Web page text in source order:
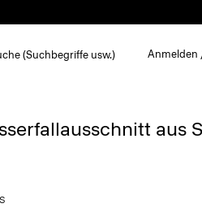
(Suchbegriffe usw.) Anmelden
aus